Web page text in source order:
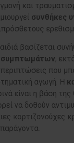
και
συνθήκες
βασίζεται
συμπτωμάτων,
που
αγωγή. Η
είναι η βάση
να δοθούν
κορτιζονούχες